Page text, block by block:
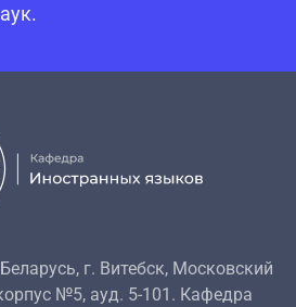
г. Витебск, Московский
№5, ауд. 5-101. Кафедра